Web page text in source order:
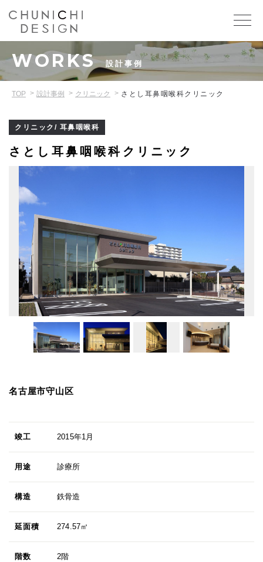
WORKS 設計事例
TOP 設計事例 クリニック さとし耳鼻咽喉科クリニック
クリニック/ 耳鼻咽喉科
さとし耳鼻咽喉科クリニック
名古屋市守山区
竣工 2015年1月
用途 診療所
構造 鉄骨造
延面積 274.57㎡
階数 2階